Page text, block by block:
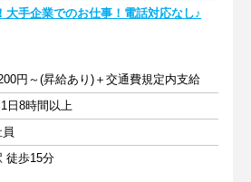
大手企業でのお仕事！電話対応なし♪
円～(昇給あり)＋交通費規定内支給
日8時間以上
徒歩15分